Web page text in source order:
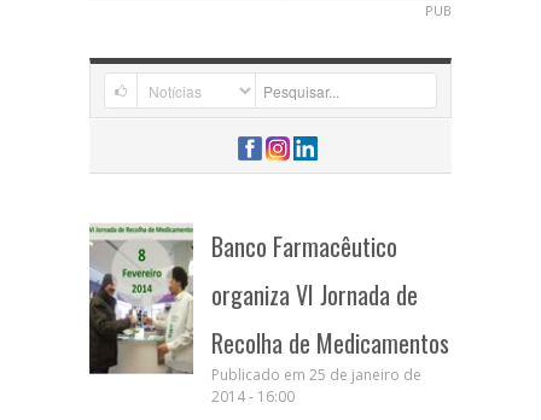
PUB
Banco Farmacêutico
organiza VI Jornada de
Recolha de Medicamentos
Publicado em 25 de janeiro de
2014 - 16:00